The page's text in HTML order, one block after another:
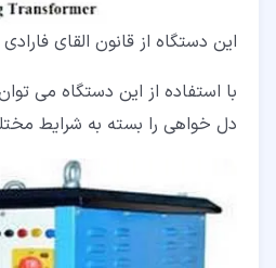
این دستگاه از قانون القای
با استفاده از این دستگاه می
دل خواهی را بسته به شرایط